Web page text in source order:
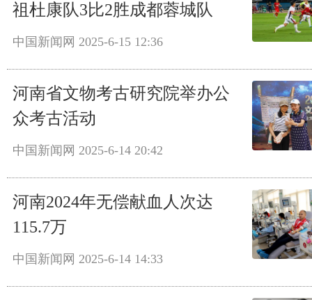
祖杜康队3比2胜成都蓉城队
中国新闻网 2025-6-15 12:36
河南省文物考古研究院举办公
众考古活动
中国新闻网 2025-6-14 20:42
河南2024年无偿献血人次达
115.7万
中国新闻网 2025-6-14 14:33